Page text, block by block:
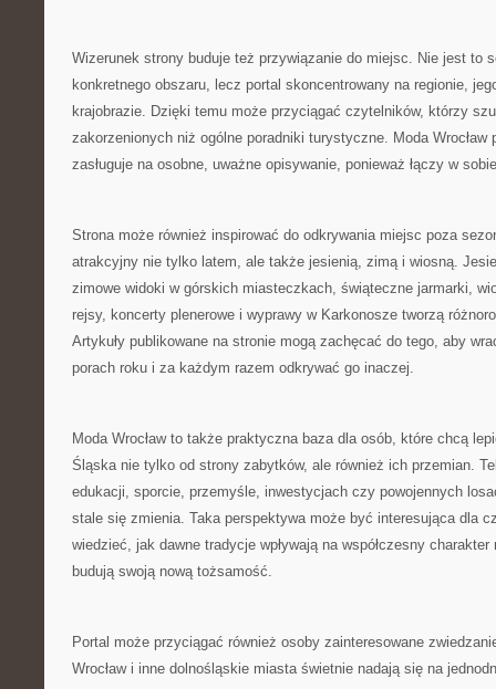
Wizerunek strony buduje też przywiązanie do miejsc. Nie jest to
konkretnego obszaru, lecz portal skoncentrowany na regionie,
krajobrazie. Dzięki temu może przyciągać czytelników, którzy
zakorzenionych niż ogólne poradniki turystyczne. Moda
zasługuje na osobne, uważne opisywanie, ponieważ łączy w
Strona może również inspirować do odkrywania miejsc poza
atrakcyjny nie tylko latem, ale także jesienią, zimą i wiosną.
zimowe widoki w górskich miasteczkach, świąteczne jarmarki,
rejsy, koncerty plenerowe i wyprawy w Karkonosze tworzą
Artykuły publikowane na stronie mogą zachęcać do tego, aby
porach roku i za każdym razem odkrywać go inaczej.
Moda Wrocław to także praktyczna baza dla osób, które chcą
Śląska nie tylko od strony zabytków, ale również ich przemian.
edukacji, sporcie, przemyśle, inwestycjach czy powojennych
stale się zmienia. Taka perspektywa może być interesująca dla
wiedzieć, jak dawne tradycje wpływają na współczesny
budują swoją nową tożsamość.
Portal może przyciągać również osoby zainteresowane
Wrocław i inne dolnośląskie miasta świetnie nadają się na